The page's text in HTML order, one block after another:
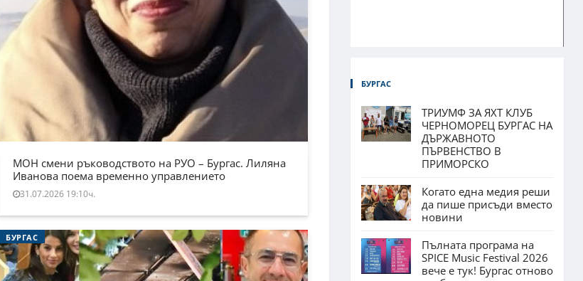
МОН смени ръководството на РУО – Бургас. Лиляна
Иванова поема временно управлението
31.07.2026 19:10ч.
БУРГАС
БУРГАС
ТРИУМФ ЗА ЯХТ КЛУБ
ЧЕРНОМОРЕЦ БУРГАС НА
ДЪРЖАВНОТО
ПЪРВЕНСТВО В
ПРИМОРСКО
Когато една медия реши
да пише присъди вместо
новини
Пълната програма на
SPICE Music Festival 2026
вече е тук! Бургас отново